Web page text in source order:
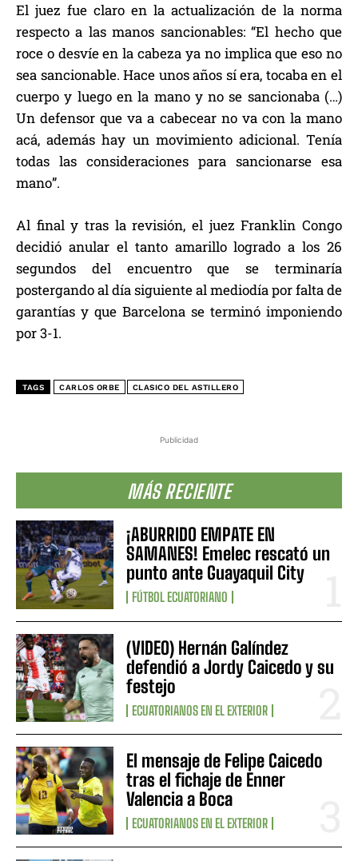
Publicidad
MÁS RECIENTE
¡ABURRIDO EMPATE EN
SAMANES! Emelec rescató un
punto ante Guayaquil City
FÚTBOL ECUATORIANO
(VIDEO) Hernán Galíndez
defendió a Jordy Caicedo y su
festejo
ECUATORIANOS EN EL EXTERIOR
El mensaje de Felipe Caicedo
tras el fichaje de Enner
Valencia a Boca
ECUATORIANOS EN EL EXTERIOR
El juez fue claro en la actualización de la norma
respecto a las manos sancionables: “El hecho que
roce o desvíe en la cabeza ya no implica que eso no
sea sancionable. Hace unos años sí era, tocaba en el
cuerpo y luego en la mano y no se sancionaba (…)
Un defensor que va a cabecear no va con la mano
acá, además hay un movimiento adicional. Tenía
todas las consideraciones para sancionarse esa
mano”.
Al final y tras la revisión, el juez Franklin Congo
decidió anular el tanto amarillo logrado a los 26
segundos del encuentro que se terminaría
postergando al día siguiente al mediodía por falta de
garantías y que Barcelona se terminó imponiendo
por 3-1.
TAGS CARLOS ORBE CLASICO DEL ASTILLERO